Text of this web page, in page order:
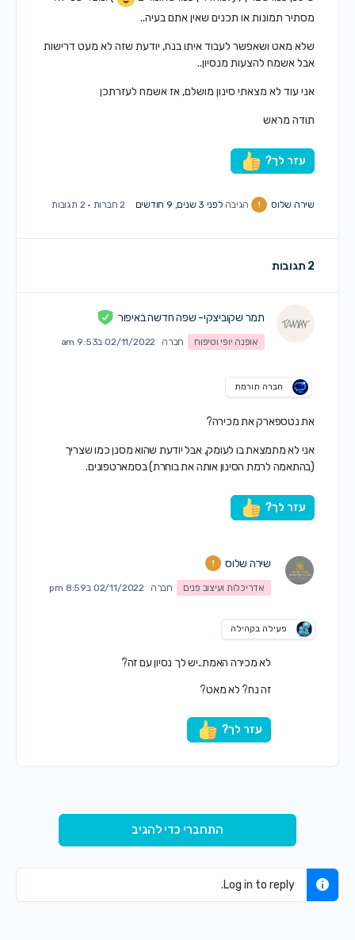
מסתיר תמונות או תכנים שאין אתם בעיה..
שלא מאט ושאפשר לעבוד איתו בנח, יודעת שזה לא מעט דרישות
אבל אשמח להצעות מנסיון..
אני עוד לא מצאתי סינון מושלם, אז אשמח לעזרתכן
תודה מראש
עזר לך?
שירה שלוס הגיבהלפני 3 שנים, 9 חודשים 2 חברות · 2 תגובות
2 תגובות
תמר שקוביצקי- שפה חדשה באיפור
אופנה יופי וטיפוח חברה 02/11/2022 ב9:53 am
חברה תורמת
את נטספארק את מכירה?
אני לא מתמצאת בו לעומק, אבל יודעת שהוא מסנן כמו שצריך
(בהתאמה לרמת הסינון אותה את בוחרת) בסמארטפונים.
עזר לך?
שירה שלוס
אדריכלות ועיצוב פנים חברה 02/11/2022 ב8:59 pm
פעילה בקהילה
לא מכירה האמת..יש לך נסיון עם זה?
זה נח? לא מאט?
עזר לך?
התחברי כדי להגיב
Log in to reply.